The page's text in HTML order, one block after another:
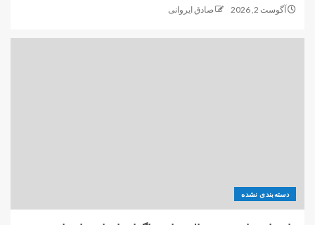
آگوست 2, 2026 صادق ایروانی
دسته‌بندی نشده